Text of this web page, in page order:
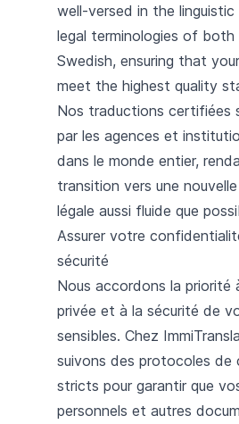
well-versed in the linguistic
legal terminologies of both
Swedish, ensuring that
meet the highest quality
Nos traductions certifiées
par les agences et
dans le monde entier,
transition vers une
légale aussi fluide que
Assurer votre
sécurité
Nous accordons la priorité
privée et à la sécurité de
sensibles. Chez
suivons des protocoles de
stricts pour garantir que
personnels et autres